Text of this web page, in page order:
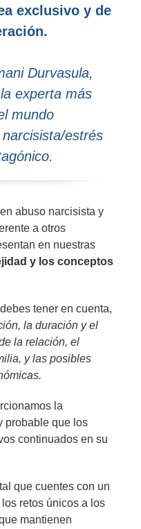
exclusivo y de
Durvasula,
experta más
mundo
estrés
abuso narcisista y
a otros
en nuestras
y los conceptos
tener en cuenta,
la duración y el
la relación, el
y las posibles
la
probable que los
continuados en su
que cuentes con un
retos únicos a los
mantienen